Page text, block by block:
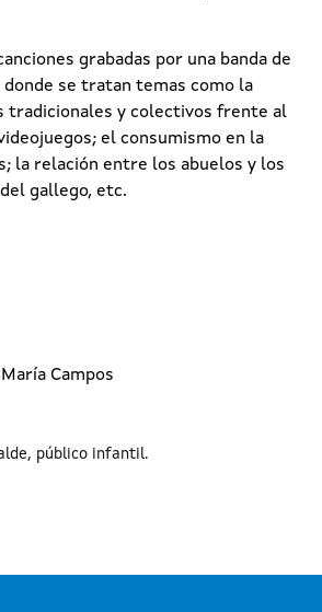
grabadas por una banda de
donde se tratan temas como la
tradicionales y colectivos frente al
el consumismo en la
la relación entre los abuelos y los
gallego, etc.
Campos
público infantil